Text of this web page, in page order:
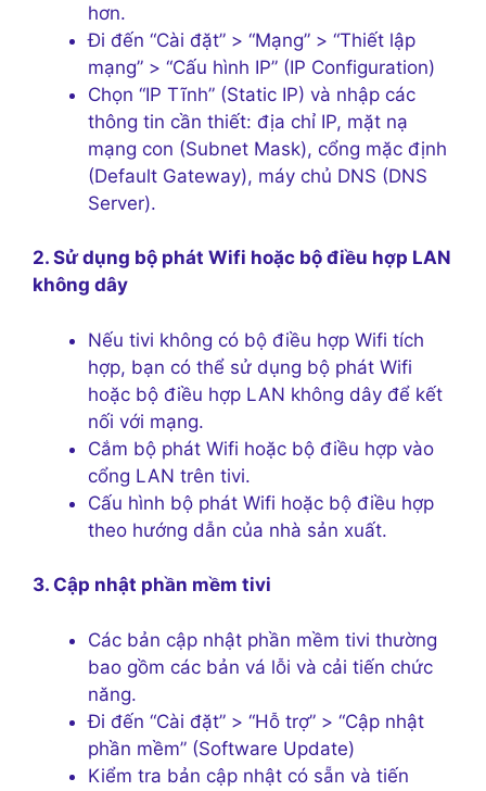
hơn.
Đi đến “Cài đặt” > “Mạng” > “Thiết lập
mạng” > “Cấu hình IP” (IP Configuration)
Chọn “IP Tĩnh” (Static IP) và nhập các
thông tin cần thiết: địa chỉ IP, mặt nạ
mạng con (Subnet Mask), cổng mặc định
(Default Gateway), máy chủ DNS (DNS
Server).
2. Sử dụng bộ phát Wifi hoặc bộ điều hợp LAN
không dây
Nếu tivi không có bộ điều hợp Wifi tích
hợp, bạn có thể sử dụng bộ phát Wifi
hoặc bộ điều hợp LAN không dây để kết
nối với mạng.
Cắm bộ phát Wifi hoặc bộ điều hợp vào
cổng LAN trên tivi.
Cấu hình bộ phát Wifi hoặc bộ điều hợp
theo hướng dẫn của nhà sản xuất.
3. Cập nhật phần mềm tivi
Các bản cập nhật phần mềm tivi thường
bao gồm các bản vá lỗi và cải tiến chức
năng.
Đi đến “Cài đặt” > “Hỗ trợ” > “Cập nhật
phần mềm” (Software Update)
Kiểm tra bản cập nhật có sẵn và tiến